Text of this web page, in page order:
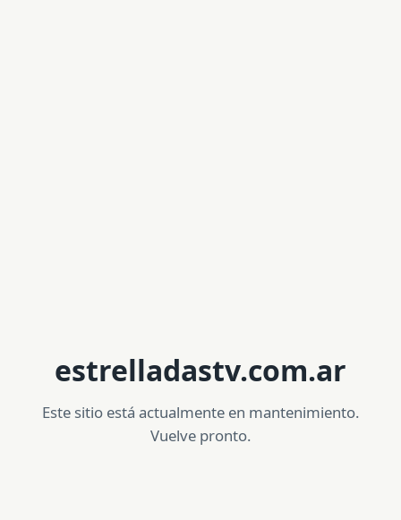
estrelladastv.com.ar
Este sitio está actualmente en mantenimiento.
Vuelve pronto.